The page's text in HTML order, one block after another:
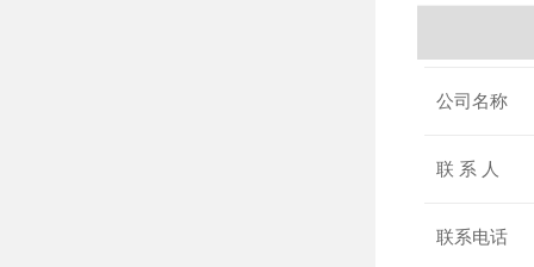
公司名称
联 系 人
联系电话